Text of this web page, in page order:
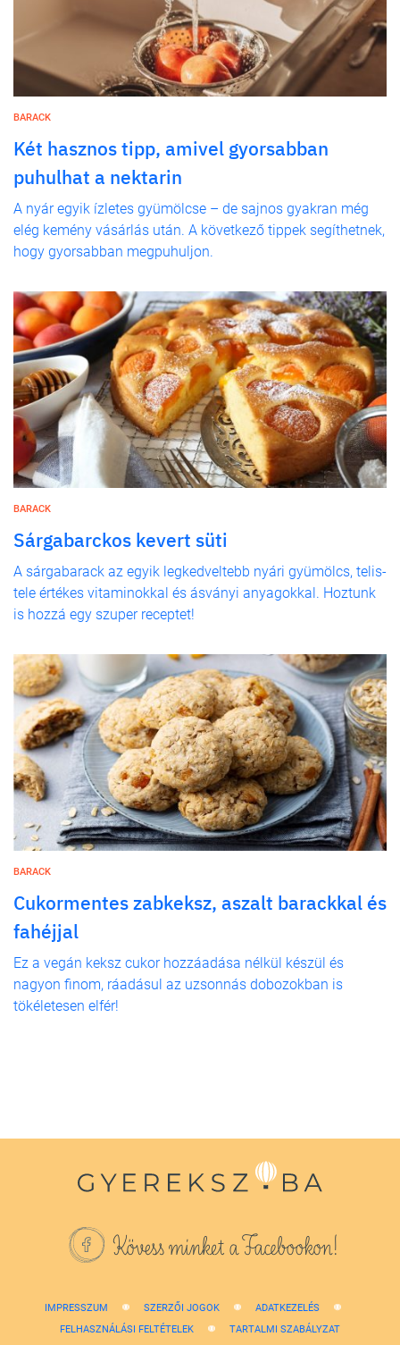
BARACK
Két hasznos tipp, amivel gyorsabban
puhulhat a nektarin
A nyár egyik ízletes gyümölcse – de sajnos gyakran még
elég kemény vásárlás után. A következő tippek segíthetnek,
hogy gyorsabban megpuhuljon.
BARACK
Sárgabarckos kevert süti
A sárgabarack az egyik legkedveltebb nyári gyümölcs, telis-
tele értékes vitaminokkal és ásványi anyagokkal. Hoztunk
is hozzá egy szuper receptet!
BARACK
Cukormentes zabkeksz, aszalt barackkal és
fahéjjal
Ez a vegán keksz cukor hozzáadása nélkül készül és
nagyon finom, ráadásul az uzsonnás dobozokban is
tökéletesen elfér!
Kövess minket a Facebookon!
IMPRESSZUM SZERZŐI JOGOK
ADATKEZELÉS
FELHASZNÁLÁSI FELTÉTELEK
TARTALMI SZABÁLYZAT